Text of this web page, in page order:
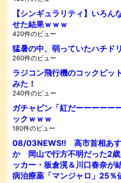
【シンギュラリティ】いろん
せた結果ｗｗｗ
420件のビュー
猛暑の中、弱っていたハチド
260件のビュー
ラジコン飛行機のコックピッ
みた！
240件のビュー
ガチャピン「紅だーーーーー
ックｗｗｗ
180件のビュー
08/03NEWS!! 高市首相あす
か 岡山で行方不明だった2
ッカー・板倉滉＆川口春奈
病治療薬「マンジャロ」25